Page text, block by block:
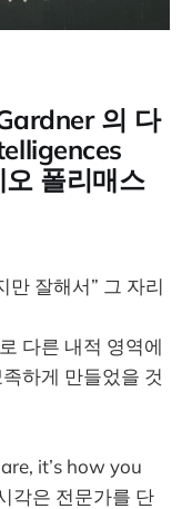
의 다
폴리매스
만 잘해서” 그 자리
다른 내적 영역에
하게 만들었을 것
it’s how you
각은 전문가를 단